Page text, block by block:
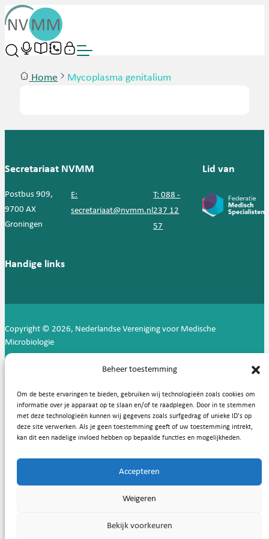
Beheer toestemming
Om de beste ervaringen te bieden, gebruiken wij technologieën zoals cookies om
informatie over je apparaat op te slaan en/of te raadplegen. Door in te stemmen
met deze technologieën kunnen wij gegevens zoals surfgedrag of unieke ID's op
deze site verwerken. Als je geen toestemming geeft of uw toestemming intrekt,
kan dit een nadelige invloed hebben op bepaalde functies en mogelijkheden.
Accepteren
Weigeren
Bekijk voorkeuren
Home Mycoplasma genitalium
Secretariaat NVMM
Postbus 909,
9700 AX
Groningen
E:
secretariaat@nvmm.nl
T: 088 -
237 12
57
Lid van
Handige links
Copyright © 2026, Nederlandse Vereniging voor Medische
Microbiologie